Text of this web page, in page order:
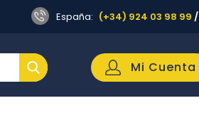
España: (+34) 924 03 98 99 /
Mi Cuenta